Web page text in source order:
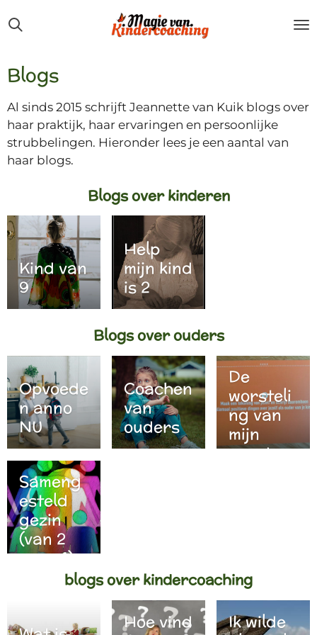
Ga
direct
de
hoofdinhoud
Blogs
Al sinds 2015 schrijft Jeannette van Kuik blogs over
haar praktijk, haar ervaringen en persoonlijke
strubbelingen. Hieronder lees je een aantal van
haar blogs.
Blogs over kinderen
Kind van
9
Help
mijn kind
is 2
Blogs over ouders
Opvoede
n anno
NU
Coachen
van
ouders
De
worsteli
ng van
mijn
moeders
Sameng
esteld
gezin
(van 2
naar 1)
blogs over kindercoaching
Hoe vind
Ik wilde